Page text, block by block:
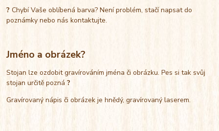
?Chybí Vaše oblíbená barva? Není problém, stačí napsat do
poznámky nebo nás kontaktujte.
Jméno a obrázek?
Stojan lze ozdobit gravírováním jména či obrázku. Pes si tak svůj
stojan určitě pozná?
Gravírovaný nápis či obrázek je hnědý, gravírovaný laserem.